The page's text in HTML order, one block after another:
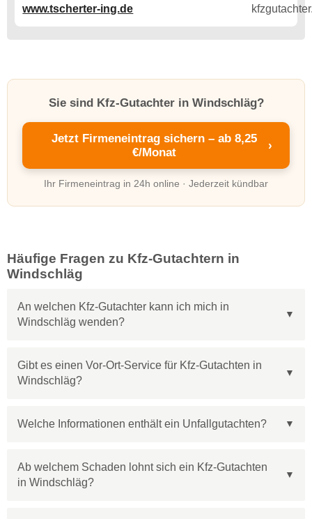
www.tscherter-ing.de
Sie sind Kfz-Gutachter in Windschläg?
Jetzt Firmeneintrag sichern – ab 8,25
€/Monat
›
Ihr Firmeneintrag in 24h online · Jederzeit kündbar
Häufige Fragen zu Kfz-Gutachtern in
Windschläg
An welchen Kfz-Gutachter kann ich mich in
Windschläg wenden?
Gibt es einen Vor-Ort-Service für Kfz-Gutachten in
Windschläg?
Welche Informationen enthält ein Unfallgutachten?
Ab welchem Schaden lohnt sich ein Kfz-Gutachten
in Windschläg?